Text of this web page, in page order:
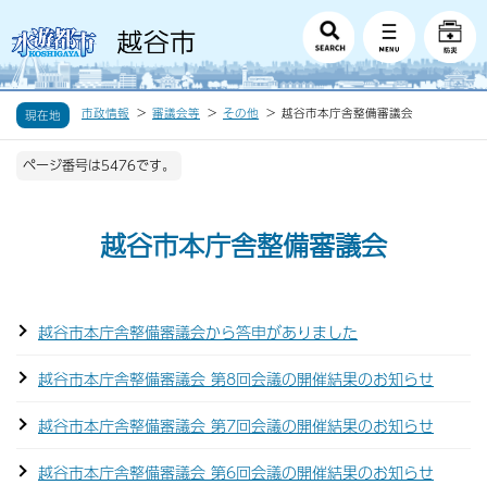
現在地 市政情報 審議会等 その他 越谷市本庁舎整備審議会
ページ番号は5476です。
越谷市本庁舎整備審議会
越谷市本庁舎整備審議会から答申がありました
越谷市本庁舎整備審議会 第8回会議の開催結果のお知らせ
越谷市本庁舎整備審議会 第7回会議の開催結果のお知らせ
越谷市本庁舎整備審議会 第6回会議の開催結果のお知らせ